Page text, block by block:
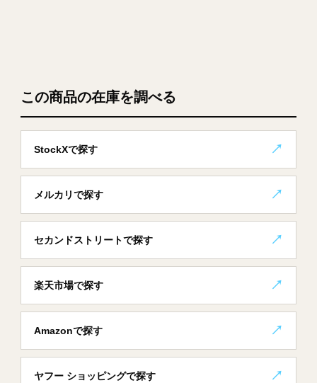
この商品の在庫を調べる
StockXで探す
メルカリで探す
セカンドストリートで探す
楽天市場で探す
Amazonで探す
ヤフー ショッピングで探す